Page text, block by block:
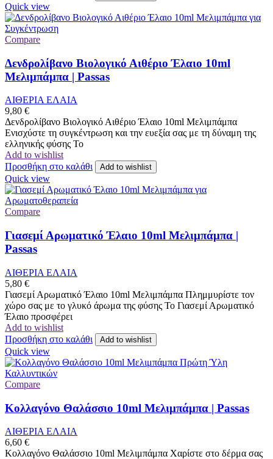
Quick view
Compare
Δενδρολίβανο Βιολογικό Αιθέριο Έλαιο 10ml
Μελιμπάμπα | Passas
ΑΙΘΕΡΙΑ ΕΛΑΙΑ
9,80 €
Δενδρολίβανο Βιολογικό Αιθέριο Έλαιο 10ml Μελιμπάμπα
Ενισχύστε τη συγκέντρωση και την ευεξία σας με τη δύναμη της
ελληνικής φύσης Το
Add to wishlist
Προσθήκη στο καλάθι
Add to wishlist
Quick view
Compare
Γιασεμί Αρωματικό Έλαιο 10ml Μελιμπάμπα |
Passas
ΑΙΘΕΡΙΑ ΕΛΑΙΑ
5,80 €
Γιασεμί Αρωματικό Έλαιο 10ml Μελιμπάμπα Πλημμυρίστε τον
χώρο σας με το γλυκό άρωμα της φύσης Το Γιασεμί Αρωματικό
Έλαιο προσφέρει
Add to wishlist
Προσθήκη στο καλάθι
Add to wishlist
Quick view
Compare
Κολλαγόνο Θαλάσσιο 10ml Μελιμπάμπα | Passas
ΑΙΘΕΡΙΑ ΕΛΑΙΑ
6,60 €
Κολλαγόνο Θαλάσσιο 10ml Μελιμπάμπα Χαρίστε στο δέρμα σας